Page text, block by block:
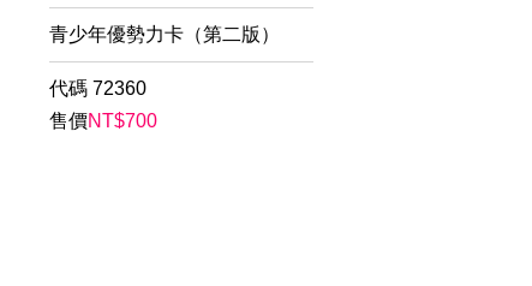
青少年優勢力卡（第二版）
代碼 72360
售價NT$700